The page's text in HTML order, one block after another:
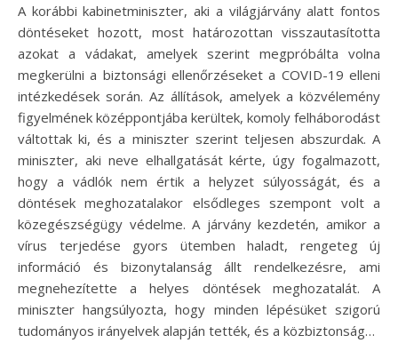
A korábbi kabinetminiszter, aki a világjárvány alatt fontos
döntéseket hozott, most határozottan visszautasította
azokat a vádakat, amelyek szerint megpróbálta volna
megkerülni a biztonsági ellenőrzéseket a COVID-19 elleni
intézkedések során. Az állítások, amelyek a közvélemény
figyelmének középpontjába kerültek, komoly felháborodást
váltottak ki, és a miniszter szerint teljesen abszurdak. A
miniszter, aki neve elhallgatását kérte, úgy fogalmazott,
hogy a vádlók nem értik a helyzet súlyosságát, és a
döntések meghozatalakor elsődleges szempont volt a
közegészségügy védelme. A járvány kezdetén, amikor a
vírus terjedése gyors ütemben haladt, rengeteg új
információ és bizonytalanság állt rendelkezésre, ami
megnehezítette a helyes döntések meghozatalát. A
miniszter hangsúlyozta, hogy minden lépésüket szigorú
tudományos irányelvek alapján tették, és a közbiztonság…